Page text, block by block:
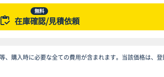
無料
在庫確認/見積依頼
購入時に必要な全ての費用が含まれます。当該価格は、